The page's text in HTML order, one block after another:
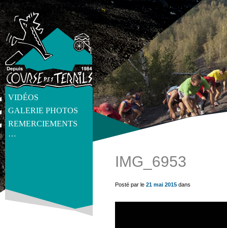
VIDÉOS
GALERIE PHOTOS
REMERCIEMENTS
…
get_post_meta(get_the_ID(), 'thumb', true) ?>
IMG_6953
Posté par le 21 mai 2015 dans